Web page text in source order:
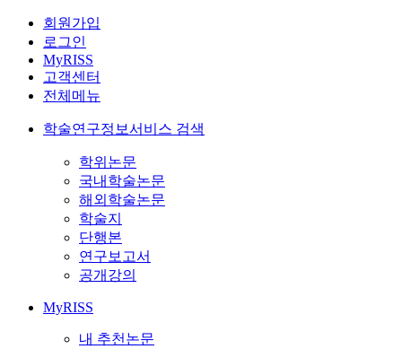
회원가입
로그인
MyRISS
고객센터
전체메뉴
학술연구정보서비스 검색
학위논문
국내학술논문
해외학술논문
학술지
단행본
연구보고서
공개강의
MyRISS
내 추천논문